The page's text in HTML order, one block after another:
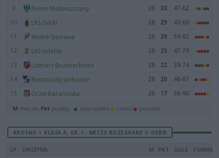
9
Remix Niebieszczany 28 33
47-62
10
LKS Górki 28 29
43-69
11
Wisłok Sieniawa 28 29
59-92
12
LKS Izdebki 28 25
47-79
13
Lotniarz Bezmiechowa 28 22
39-74
14
Bieszczady Jankowce 28 20
46-87
15
Orzeł Bażanówka 28 17 36-90
M mecze, Pkt punkty · zwycięstwo remis porażka
KROSNO > KLASA A, GR. I - MECZE ROZEGRANE U SIEBIE
LP DRUŻYNA M PKT GOLE FORMA